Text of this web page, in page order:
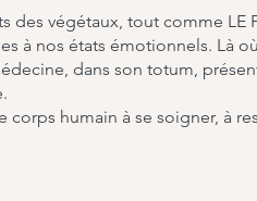
végétaux, tout comme LE
à nos états émotionnels. Là
dans son totum,
humain à se soigner, à